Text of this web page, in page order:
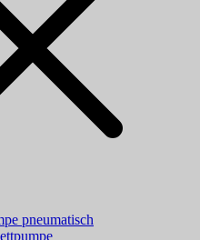
pneumatisch